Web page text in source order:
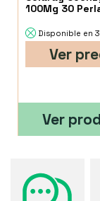
100Mg 30
Disponible en
Ver
Ver